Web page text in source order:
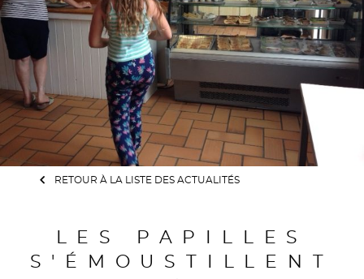
RETOUR À LA LISTE DES ACTUALITÉS
LES PAPILLES
S'ÉMOUSTILLENT